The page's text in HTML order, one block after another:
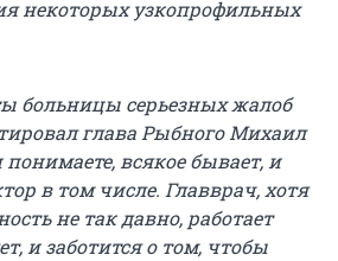
некоторых узкопрофильных
больницы серьезных жалоб
глава Рыбного Михаил
всякое бывает, и
в том числе. Главврач, хотя
не так давно, работает
и заботится о том, чтобы